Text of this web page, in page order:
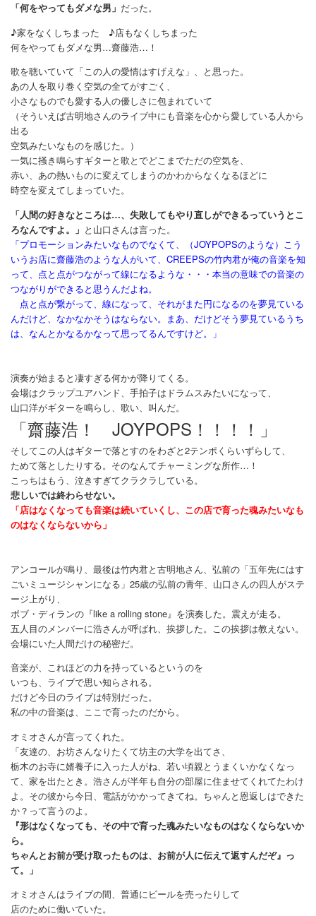
「何をやってもダメな男」 だった。
♪家をなくしちまった ♪店もなくしちまった
何をやってもダメな男…齋藤浩…！
歌を聴いていて「この人の愛情はすげえな」、と思った。
あの人を取り巻く空気の全てがすごく、
小さなものでも愛する人の優しさに包まれていて
（そういえば古明地さんのライブ中にも音楽を心から愛している人から
出る
空気みたいなものを感じた。）
一気に掻き鳴らすギターと歌とでどこまでただの空気を、
赤い、あの熱いものに変えてしまうのかわからなくなるほどに
時空を変えてしまっていた。
「人間の好きなところは…、失敗してもやり直しができるっていうとこ
ろなんですよ。」 と山口さんは言った。
「プロモーションみたいなものでなくて、（JOYPOPSのような）こう
いうお店に齋藤浩のような人がいて、CREEPSの竹内君が俺の音楽を知
って、点と点がつながって線になるような・・・本当の意味での音楽の
つながりができると思うんだよね。
点と点が繋がって、線になって、それがまた円になるのを夢見ている
んだけど、なかなかそうはならない。まあ、だけどそう夢見ているうち
は、なんとかなるかなって思ってるんですけど。」
演奏が始まると凄すぎる何かが降りてくる。
会場はクラップユアハンド、手拍子はドラムスみたいになって、
山口洋がギターを鳴らし、歌い、叫んだ。
「齋藤浩！ JOYPOPS！！！！」
そしてこの人はギターで落とすのをわざと2テンポくらいずらして、
ためて落としたりする。そのなんてチャーミングな所作…！
こっちはもう、泣きすぎてクラクラしている。
悲しいでは終わらせない。
「店はなくなっても音楽は続いていくし、この店で育った魂みたいなも
のはなくならないから」
アンコールが鳴り、最後は竹内君と古明地さん、弘前の「五年先にはす
ごいミュージシャンになる」25歳の弘前の青年、山口さんの四人がステ
ージ上がり、
ボブ・ディランの『like a rolling stone』を演奏した。震えが走る。
五人目のメンバーに浩さんが呼ばれ、挨拶した。この挨拶は教えない。
会場にいた人間だけの秘密だ。
音楽が、これほどの力を持っているというのを
いつも、ライブで思い知らされる。
だけど今日のライブは特別だった。
私の中の音楽は、ここで育ったのだから。
オミオさんが言ってくれた。
「友達の、お坊さんなりたくて坊主の大学を出てさ、
栃木のお寺に婿養子に入った人がね、若い頃親とうまくいかなくなっ
て、家を出たとき。浩さんが半年も自分の部屋に住ませてくれてたわけ
よ。その彼から今日、電話がかかってきてね。ちゃんと恩返しはできた
か？って言うのよ。
『形はなくなっても、その中で育った魂みたいなものはなくならないか
ら。
ちゃんとお前が受け取ったものは、お前が人に伝えて返すんだぞ』っ
て。」
オミオさんはライブの間、普通にビールを売ったりして
店のために働いていた。